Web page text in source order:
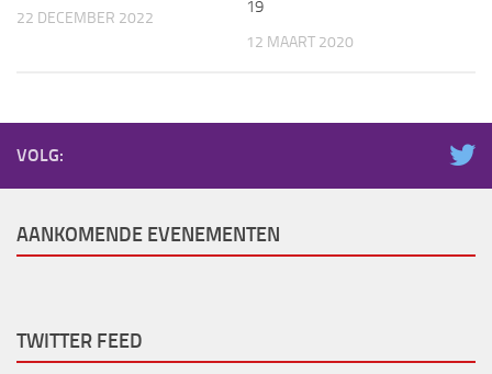
22 DECEMBER 2022
19
12 MAART 2020
VOLG:
AANKOMENDE EVENEMENTEN
TWITTER FEED